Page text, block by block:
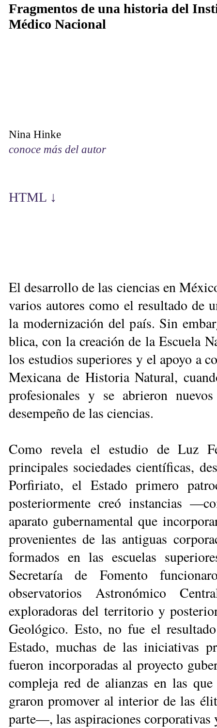
Fragmentos de una historia del
Médico Nacional
Nina Hinke
conoce más del autor
HTML ↓
El desarrollo de las ciencias en
varios autores como el resultado de
la modernización del país. Sin
blica, con la creación de la Escuela
los estudios superiores y el apoyo a
Mexicana de Historia Natural,
profesionales y se abrieron
desempeño de las ciencias.
Como revela el estudio de Luz
principales sociedades científicas,
Porfiriato, el Estado prime­ro
posterior­mente creó instancias
aparato gubernamental que
provenientes de las antiguas
formados en las escuelas
Secretaría de Fomento
observatorios Astronómico
exploradoras del territorio y
Geológico. Esto, no fue el
Estado, muchas de las iniciativas
fueron incorporadas al proyecto
compleja red de alianzas en las
graron promover al interior de las
parte—, las aspiraciones corporativas